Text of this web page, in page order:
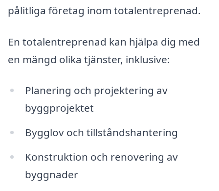
pålitliga företag inom totalentreprenad.
En totalentreprenad kan hjälpa dig med
en mängd olika tjänster, inklusive:
Planering och projektering av
byggprojektet
Bygglov och tillståndshantering
Konstruktion och renovering av
byggnader